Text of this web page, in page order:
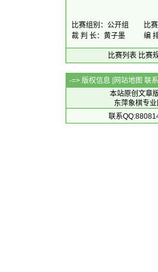
比赛组别：公开组
比
裁 判 长：黄子墨
编
比赛列表 比赛
-=> 版权信息 [网站地图 联
本站原创文章
东萍象棋专
联系